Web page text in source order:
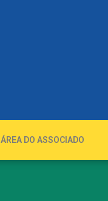
ÁREA DO ASSOCIADO